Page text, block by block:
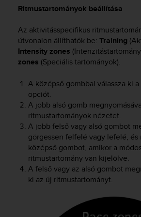
Ritmustartományok beállítása
Az aktivitásspecifikus
útvonalon állíthatók be: Training
Intensity zones
zones (Speciális tartományok).
A középső gombbal válassza ki a
opciót.
A jobb alsó gomb
ritmustartományok nézetet.
A jobb felső vagy alsó gombot
görgessen felfelé vagy lefelé, és
középső gombot, amikor a
ritmustartomány van kijelölve.
A felső vagy az alsó gombot
ki az új ritmustartományt.